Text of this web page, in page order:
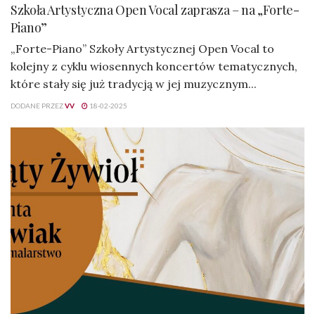
Szkoła Artystyczna Open Vocal zaprasza – na „Forte-
Piano”
„Forte-Piano” Szkoły Artystycznej Open Vocal to
kolejny z cyklu wiosennych koncertów tematycznych,
które stały się już tradycją w jej muzycznym...
DODANE PRZEZVV 18-02-2025